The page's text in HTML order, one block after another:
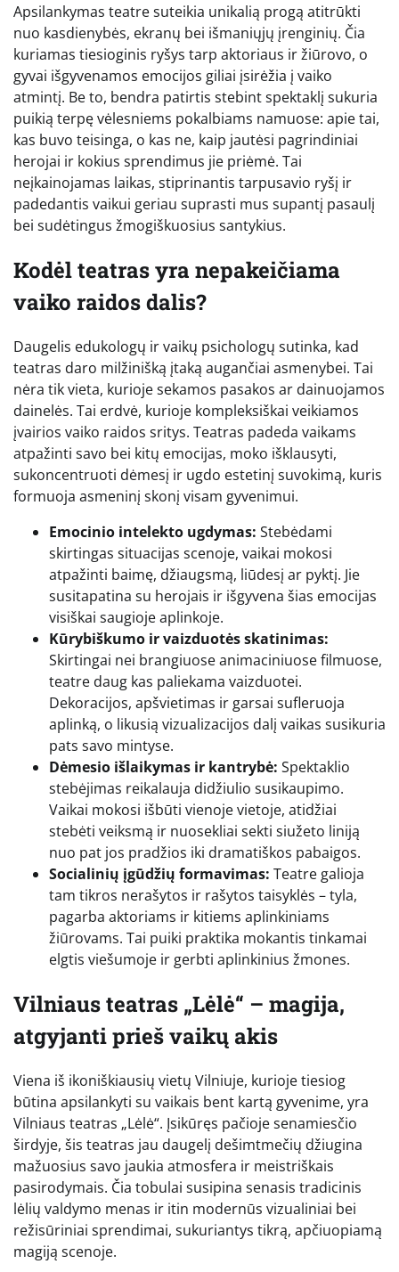
Apsilankymas teatre suteikia unikalią progą atitrūkti
nuo kasdienybės, ekranų bei išmaniųjų įrenginių. Čia
kuriamas tiesioginis ryšys tarp aktoriaus ir žiūrovo, o
gyvai išgyvenamos emocijos giliai įsirėžia į vaiko
atmintį. Be to, bendra patirtis stebint spektaklį sukuria
puikią terpę vėlesniems pokalbiams namuose: apie tai,
kas buvo teisinga, o kas ne, kaip jautėsi pagrindiniai
herojai ir kokius sprendimus jie priėmė. Tai
neįkainojamas laikas, stiprinantis tarpusavio ryšį ir
padedantis vaikui geriau suprasti mus supantį pasaulį
bei sudėtingus žmogiškuosius santykius.
Kodėl teatras yra nepakeičiama
vaiko raidos dalis?
Daugelis edukologų ir vaikų psichologų sutinka, kad
teatras daro milžinišką įtaką augančiai asmenybei. Tai
nėra tik vieta, kurioje sekamos pasakos ar dainuojamos
dainelės. Tai erdvė, kurioje kompleksiškai veikiamos
įvairios vaiko raidos sritys. Teatras padeda vaikams
atpažinti savo bei kitų emocijas, moko išklausyti,
sukoncentruoti dėmesį ir ugdo estetinį suvokimą, kuris
formuoja asmeninį skonį visam gyvenimui.
Emocinio intelekto ugdymas: Stebėdami
skirtingas situacijas scenoje, vaikai mokosi
atpažinti baimę, džiaugsmą, liūdesį ar pyktį. Jie
susitapatina su herojais ir išgyvena šias emocijas
visiškai saugioje aplinkoje.
Kūrybiškumo ir vaizduotės skatinimas:
Skirtingai nei brangiuose animaciniuose filmuose,
teatre daug kas paliekama vaizduotei.
Dekoracijos, apšvietimas ir garsai sufleruoja
aplinką, o likusią vizualizacijos dalį vaikas susikuria
pats savo mintyse.
Dėmesio išlaikymas ir kantrybė: Spektaklio
stebėjimas reikalauja didžiulio susikaupimo.
Vaikai mokosi išbūti vienoje vietoje, atidžiai
stebėti veiksmą ir nuosekliai sekti siužeto liniją
nuo pat jos pradžios iki dramatiškos pabaigos.
Socialinių įgūdžių formavimas: Teatre galioja
tam tikros nerašytos ir rašytos taisyklės – tyla,
pagarba aktoriams ir kitiems aplinkiniams
žiūrovams. Tai puiki praktika mokantis tinkamai
elgtis viešumoje ir gerbti aplinkinius žmones.
Vilniaus teatras „Lėlė“ – magija,
atgyjanti prieš vaikų akis
Viena iš ikoniškiausių vietų Vilniuje, kurioje tiesiog
būtina apsilankyti su vaikais bent kartą gyvenime, yra
Vilniaus teatras „Lėlė“. Įsikūręs pačioje senamiesčio
širdyje, šis teatras jau daugelį dešimtmečių džiugina
mažuosius savo jaukia atmosfera ir meistriškais
pasirodymais. Čia tobulai susipina senasis tradicinis
lėlių valdymo menas ir itin modernūs vizualiniai bei
režisūriniai sprendimai, sukuriantys tikrą, apčiuopiamą
magiją scenoje.